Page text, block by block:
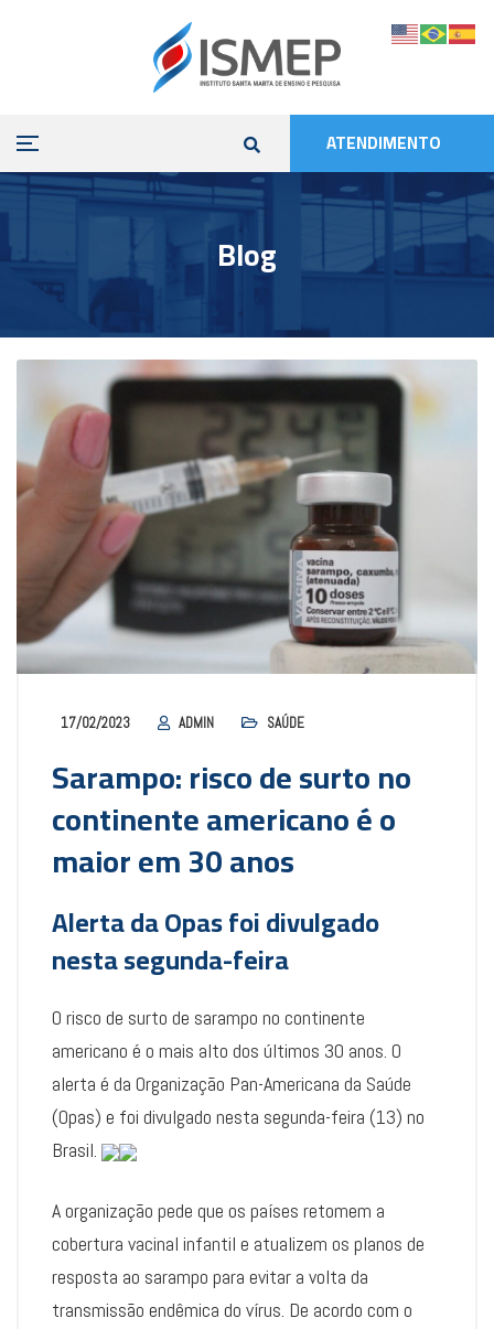
ATENDIMENTO
Blog
17/02/2023 ADMIN SAÚDE
Sarampo: risco de surto no
continente americano é o
maior em 30 anos
Alerta da Opas foi divulgado
nesta segunda-feira
O risco de surto de sarampo no continente
americano é o mais alto dos últimos 30 anos. O
alerta é da Organização Pan-Americana da Saúde
(Opas) e foi divulgado nesta segunda-feira (13) no
Brasil.
A organização pede que os países retomem a
cobertura vacinal infantil e atualizem os planos de
resposta ao sarampo para evitar a volta da
transmissão endêmica do vírus. De acordo com o